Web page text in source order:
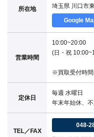
所在地
埼玉県 川口市
Google
営業時間
10:00~20:00
(日・祝
※買取受付時
定休日
毎週 水曜日
年末年始休、
TEL／FAX
048-